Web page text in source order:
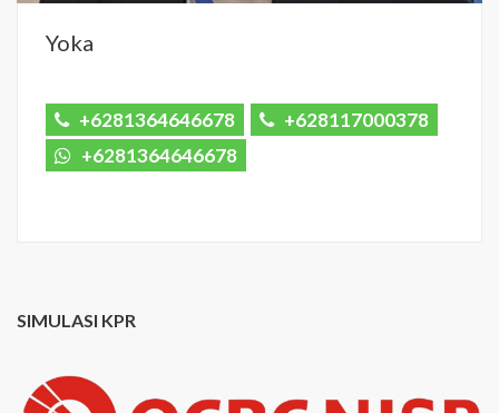
Yoka
+6281364646678
+628117000378
+6281364646678
SIMULASI KPR